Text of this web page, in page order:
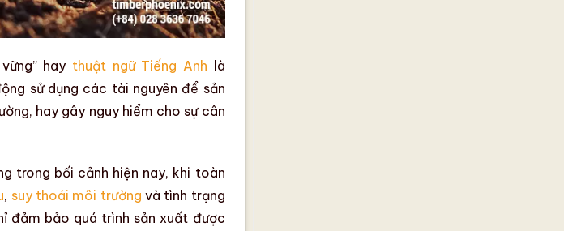
” hay thuật ngữ Tiếng Anh là
sử dụng các tài nguyên để sản
hay gây nguy hiểm cho sự cân
trong bối cảnh hiện nay, khi toàn
, suy thoái môi trường và tình trạng
đảm bảo quá trình sản xuất được